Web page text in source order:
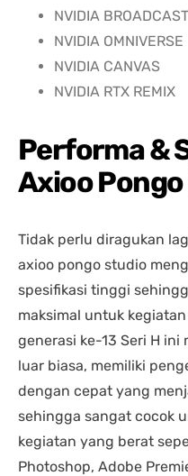
NVIDIA BROADCAST
NVIDIA OMNIVERSE
NVIDIA CANVAS
NVIDIA RTX REMIX
Performa &
Axioo
Tidak perlu diragukan
axioo pongo studio
spesifikasi tinggi
maksimal untuk
generasi ke-13 Seri H
luar biasa, memiliki
dengan cepat yang
sehingga sangat cocok
kegiatan yang berat
Photoshop, Adobe